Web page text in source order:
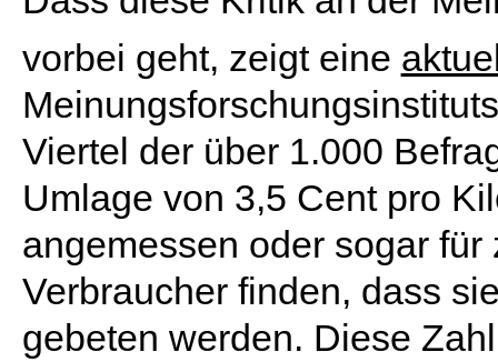
vorbei geht, zeigt eine
Viertel der über 1.000
Umlage von 3,5 Cent pro
angemessen oder sogar
Verbraucher finden, dass
gebeten werden. Diese